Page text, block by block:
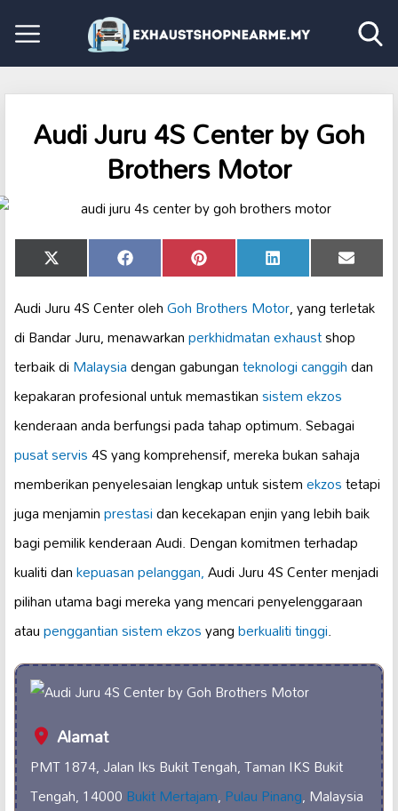
Audi Juru 4S Center by Goh
Brothers Motor
Share
on
X
(Twitter)
Share
on
Facebook Share
on
Pinterest Share
on
LinkedIn Share
on
Email
Audi Juru 4S Center olehGoh Brothers Motor, yang terletak
di Bandar Juru, menawarkanperkhidmatan exhaustshop
terbaik diMalaysiadengan gabunganteknologi canggihdan
kepakaran profesional untuk memastikansistem ekzos
kenderaan anda berfungsi pada tahap optimum. Sebagai
pusat servis4S yang komprehensif, mereka bukan sahaja
memberikan penyelesaian lengkap untuk sistemekzostetapi
juga menjaminprestasidan kecekapan enjin yang lebih baik
bagi pemilik kenderaan Audi. Dengan komitmen terhadap
kualiti dankepuasan pelanggan,Audi Juru 4S Center menjadi
pilihan utama bagi mereka yang mencari penyelenggaraan
ataupenggantian sistem ekzosyangberkualiti tinggi.
Alamat
PMT 1874, Jalan Iks Bukit Tengah, Taman IKS Bukit
Tengah, 14000Bukit Mertajam,Pulau Pinang, Malaysia